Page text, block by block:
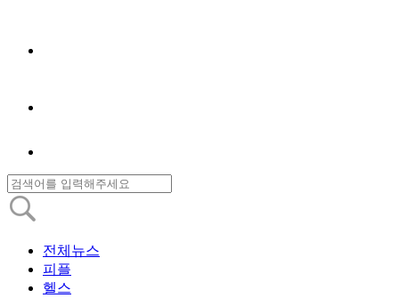
전체뉴스
피플
헬스